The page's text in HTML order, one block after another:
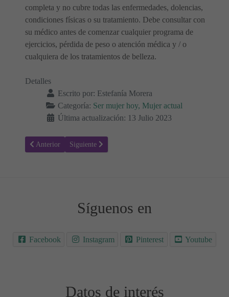
completa y no cubre todas las enfermedades, dolencias,
condiciones físicas o su tratamiento. Debe consultar con
su médico antes de comenzar cualquier programa de
ejercicios, pérdida de peso o atención médica y / o
cualquiera de los tratamientos de belleza.
Detalles
Escrito por: Estefanía Morera
Categoría: Ser mujer hoy, Mujer actual
Última actualización: 13 Julio 2023
Artículo anterior: Meditación: Qué es, cómo Meditar para
Anterior Artículo siguiente: El Síndrome de Burnout: Madres y
Siguiente
Síguenos en
Facebook Instagram Pinterest Youtube
Datos de interés